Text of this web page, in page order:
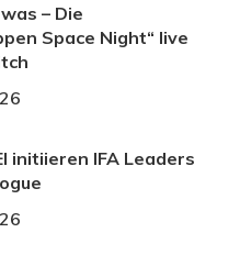
– Die
Space Night“ live
initiieren IFA Leaders